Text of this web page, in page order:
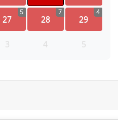
27
5
28
7
29
4
3 4 5